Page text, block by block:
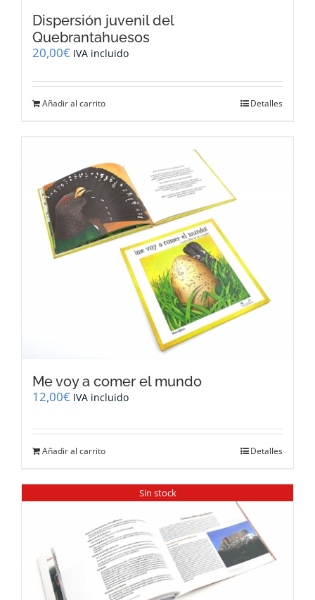
Dispersión juvenil del
Quebrantahuesos
20,00€ IVA incluido
Añadir al carrito Detalles
Me voy a comer el mundo
12,00€ IVA incluido
Añadir al carrito Detalles
Sin stock